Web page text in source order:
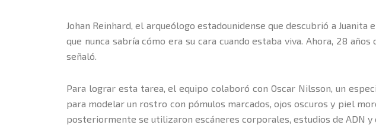
Johan Reinhard, el arqueólogo estadounidense que descubrió a
que nunca sabría cómo era su cara cuando estaba viva. Ahora, 28
señaló.
Para lograr esta tarea, el equipo colaboró ​​con Oscar Nilsson, un
para modelar un rostro con pómulos marcados, ojos oscuros y piel
posteriormente se utilizaron escáneres corporales, estudios de ADN